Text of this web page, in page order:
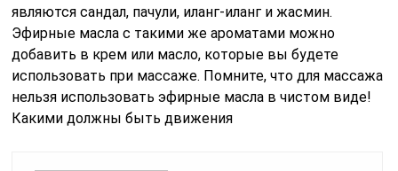
являются сандал, пачули, иланг-иланг и жасмин.
Эфирные масла с такими же ароматами можно
добавить в крем или масло, которые вы будете
использовать при массаже. Помните, что для массажа
нельзя использовать эфирные масла в чистом виде!
Какими должны быть движения